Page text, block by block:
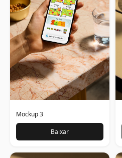
Mockup 3
Baixar